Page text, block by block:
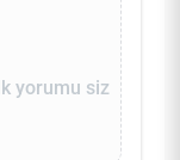
yorumu siz